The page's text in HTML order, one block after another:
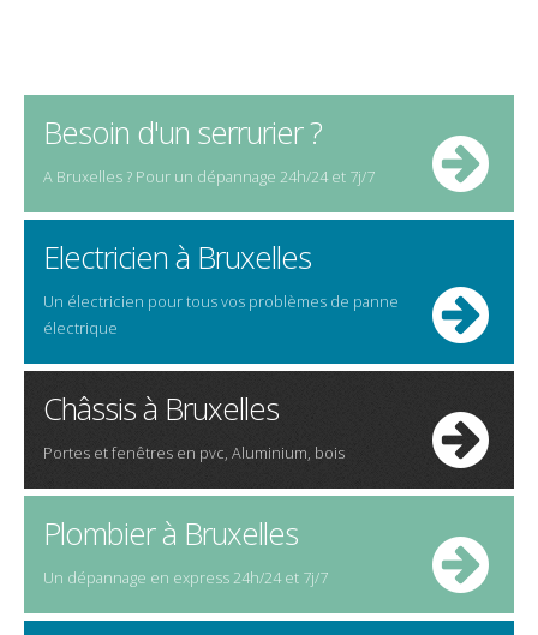
Besoin d'un serrurier ?
A Bruxelles ? Pour un dépannage 24h/24 et 7j/7
Electricien à Bruxelles
Un électricien pour tous vos problèmes de panne
électrique
Châssis à Bruxelles
Portes et fenêtres en pvc, Aluminium, bois
Plombier à Bruxelles
Un dépannage en express 24h/24 et 7j/7